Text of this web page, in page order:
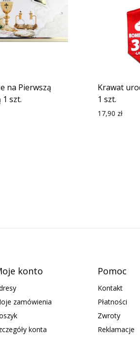
na Pierwszą
szt.
Krawat
1 szt.
17,90 zł
konto
zamówienia
konta
Pomoc
Kontakt
Płatności
Zwroty
Reklamacje